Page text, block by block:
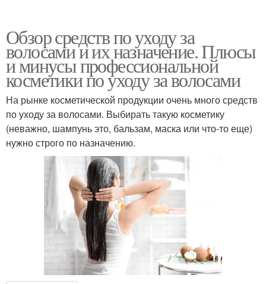
Обзор средств по уходу за
волосами и их назначение. Плюсы
и минусы профессиональной
косметики по уходу за волосами
На рынке косметической продукции очень много средств
по уходу за волосами. Выбирать такую косметику
(неважно, шампунь это, бальзам, маска или что-то еще)
нужно строго по назначению.